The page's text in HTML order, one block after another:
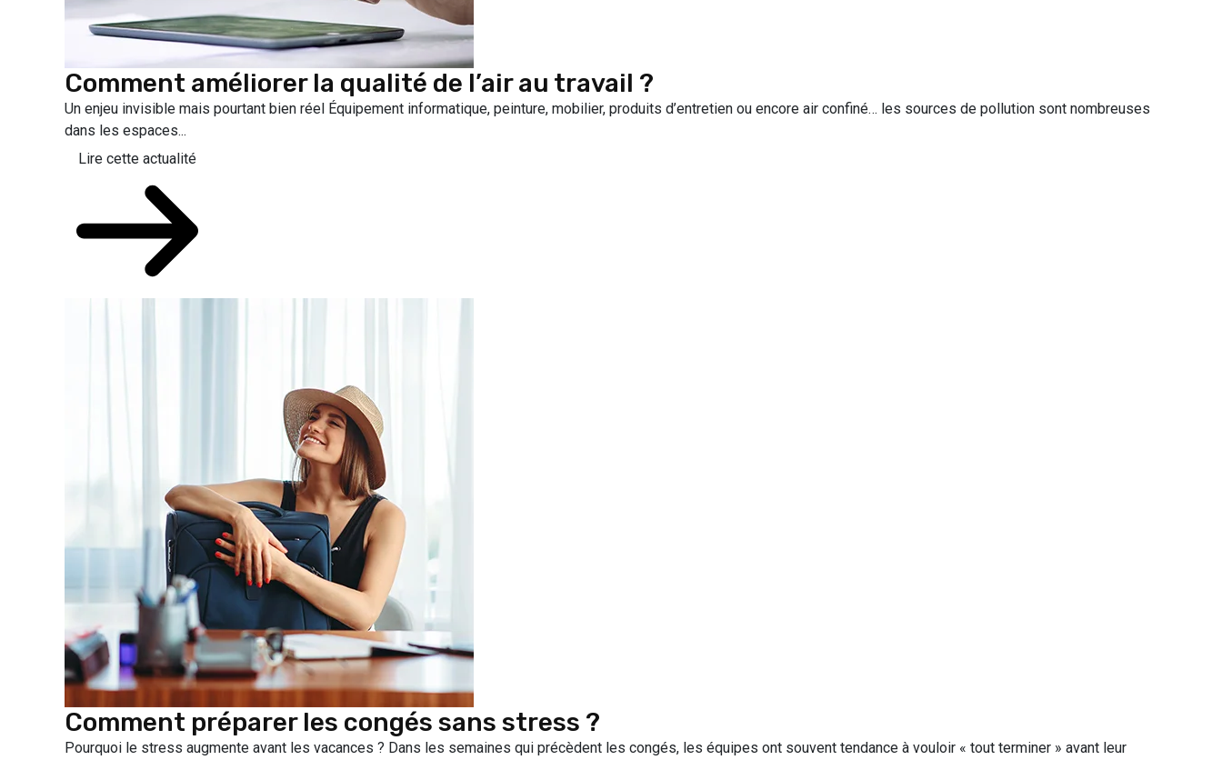
Comment améliorer la qualité de l’air au travail ?
Un enjeu invisible mais pourtant bien réel Équipement informatique, peinture, mobilier, produits d’entretien ou encore air confiné… les sources de pollution sont nombreuses
dans les espaces...
Lire cette actualité
Comment préparer les congés sans stress ?
Pourquoi le stress augmente avant les vacances ? Dans les semaines qui précèdent les congés, les équipes ont souvent tendance à vouloir « tout terminer » avant leur